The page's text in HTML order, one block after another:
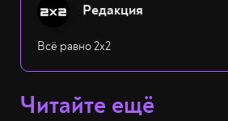
Редакция
Всё равно 2х2
Читайте ещё